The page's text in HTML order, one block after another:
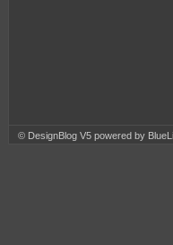
© DesignBlog V5 powered by